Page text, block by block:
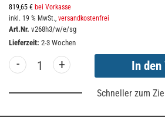
819,65 € bei Vorkasse
inkl. 19 % MwSt., versandkostenfrei
Art.Nr. v268h3/w/e/sg
Lieferzeit: 2-3 Wochen
- +
Schneller zum Ziel